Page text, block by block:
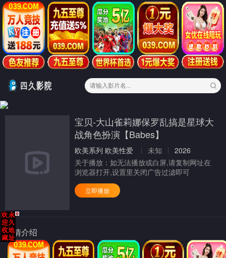
宝贝-大山雀莉娜保罗乱搞是星球大
战角色扮演【Babes】
欧美系列 欧美性爱 未知
2026
关于播放： 如无法播放或白屏,请复制网址在
浏览器打开,设置里关闭广告过滤即可
立即播放
剧情介绍